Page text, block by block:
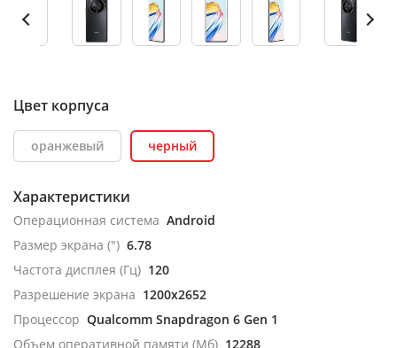
Цвет корпуса
оранжевый черный
Характеристики
Операционная система Android
Размер экрана (") 6.78
Частота дисплея (Гц) 120
Разрешение экрана 1200x2652
Процессор Qualcomm Snapdragon 6 Gen 1
Объем оперативной памяти (Мб) 12288